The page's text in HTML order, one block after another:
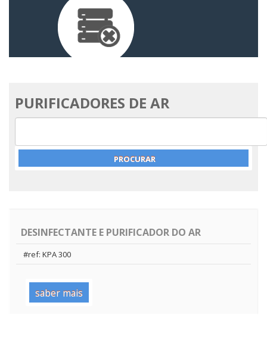
PURIFICADORES DE AR
DESINFECTANTE E PURIFICADOR DO AR
#ref: KPA 300
saber mais